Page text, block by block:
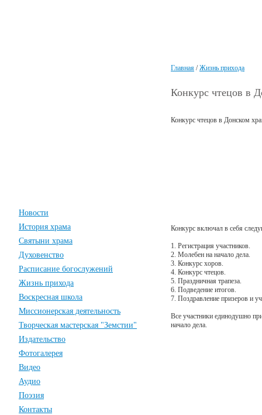
Новости
История храма
Святыни храма
Духовенство
Расписание богослужений
Жизнь прихода
Воскресная школа
Миссионерская деятельность
Творческая мастерская "Земстии"
Издательство
Фотогалерея
Видео
Аудио
Поэзия
Контакты
Главная /Жизнь прихода
Конкурс чтецов в
Конкурс чтецов в Донском
Конкурс включал в себя
1. Регистрация участников.
2. Молебен на начало дела.
3. Конкурс хоров.
4. Конкурс чтецов.
5. Праздничная трапеза.
6. Подведение итогов.
7. Поздравление призеров и
Все участники единодушно
начало дела.